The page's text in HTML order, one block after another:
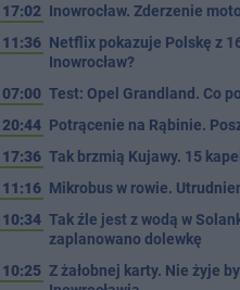
17:02 Inowrocław. Zderzenie
11:36 Netflix pokazuje Polskę z
Inowrocław?
07:00 Test: Opel Grandland. Co
20:44 Potrącenie na Rąbinie.
17:36 Tak brzmią Kujawy. 15
11:16 Mikrobus w rowie.
10:34 Tak źle jest z wodą w
zaplanowano dolewkę
10:25 Z żałobnej karty. Nie żyje